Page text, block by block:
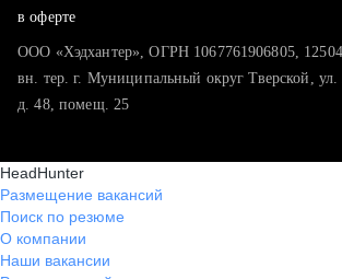
в оферте
ООО «Хэдхантер», ОГРН 1067761906805,
вн. тер. г. Муниципальный округ Тверской, ул.
д. 48, помещ. 25
HeadHunter
Размещение вакансий
Поиск по резюме
О компании
Наши вакансии